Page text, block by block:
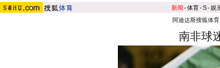
新闻 -体育-S-娱
阿迪达斯搜狐体育
南非球